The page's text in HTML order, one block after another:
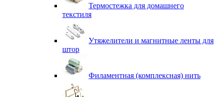
Термостежка для домашнего
текстиля
Утяжелители и магнитные ленты для
штор
Филаментная (комплексная) нить